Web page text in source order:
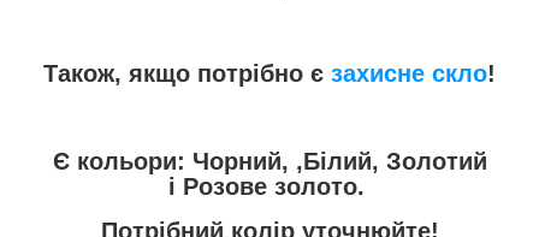
Також, якщо потрібно є захисне скло!
Є кольори: Чорний, ,Білий, Золотий
і Розове золото.
Потрібний колір уточнюйте!